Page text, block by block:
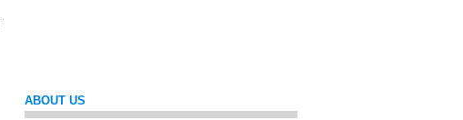
ABOUT US